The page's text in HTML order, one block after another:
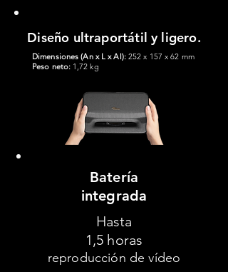
Diseño ultraportátil y ligero.
Dimensiones (An x L x Al): 252 x 157 x 62 mm
Peso neto: 1,72 kg
Batería
integrada
Hasta
1,5 horas
reproducción de vídeo